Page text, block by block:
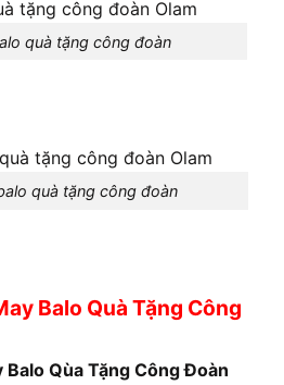
quà tặng công đoàn
quà tặng công đoàn
Balo Quà Tặng Công
Balo Qùa Tặng Công Đoàn